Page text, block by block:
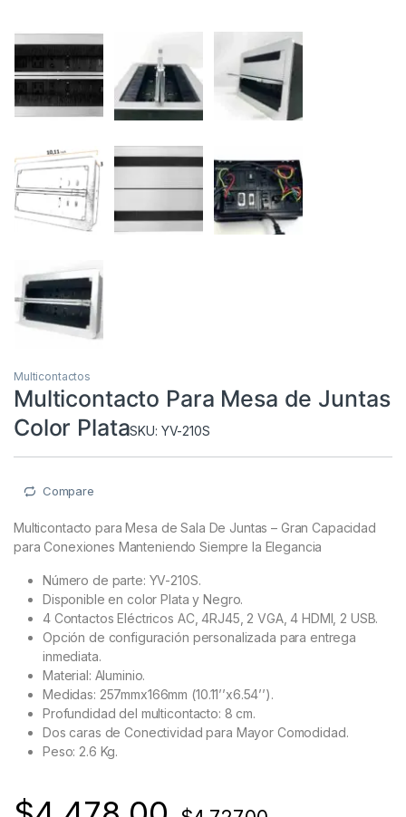
Multicontactos
Multicontacto Para Mesa de Juntas
Color PlataSKU: YV-210S
Compare
Multicontacto para Mesa de Sala De Juntas – Gran Capacidad
para Conexiones Manteniendo Siempre la Elegancia
Número de parte: YV-210S.
Disponible en color Plata y Negro.
4 Contactos Eléctricos AC, 4RJ45, 2 VGA, 4 HDMI, 2 USB.
Opción de configuración personalizada para entrega
inmediata.
Material: Aluminio.
Medidas: 257mmx166mm (10.11’’x6.54’’).
Profundidad del multicontacto: 8 cm.
Dos caras de Conectividad para Mayor Comodidad.
Peso: 2.6 Kg.